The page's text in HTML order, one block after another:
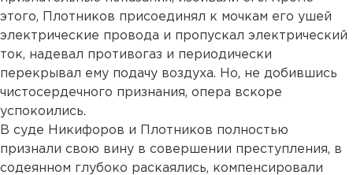
этого, Плотников присоединял к мочкам его ушей
электрические провода и пропускал электрический
ток, надевал противогаз и периодически
перекрывал ему подачу воздуха. Но, не добившись
чистосердечного признания, опера вскоре
успокоились.
В суде Никифоров и Плотников полностью
признали свою вину в совершении преступления, в
содеянном глубоко раскаялись, компенсировали